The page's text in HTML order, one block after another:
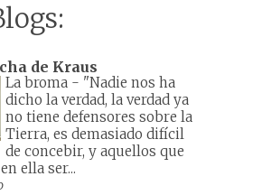
de Kraus
La broma - "Nadie nos ha
dicho la verdad, la verdad ya
no tiene defensores sobre la
Tierra, es demasiado difícil
de concebir, y aquellos que
ella ser...